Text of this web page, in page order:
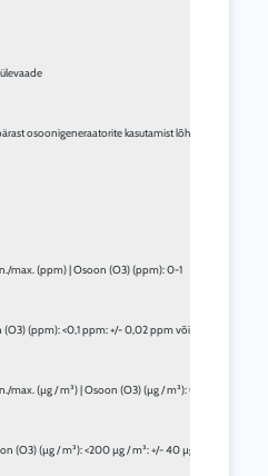
osoonigeneraatorite kasutamist lõhna
max. (ppm) | Osoon (O3) (ppm): 0-1
(O3) (ppm): <0,1 ppm: +/- 0,02 ppm või +/- 10%
max. (µg / m³) | Osoon (O3) (µg / m³): 0–1996
(O3) (µg / m³): <200 µg / m³: +/- 40 µg / m³ või +/-